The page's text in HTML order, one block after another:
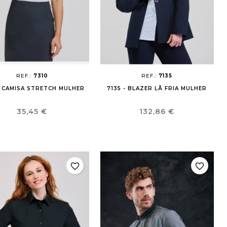
REF.: 7310
STRETCH MULHER
Preço
35,45 €
REF.: 7135
7135 - BLAZER LÃ FRIA MULHER
Preço
132,86 €
favorite_border favorite_border
××××